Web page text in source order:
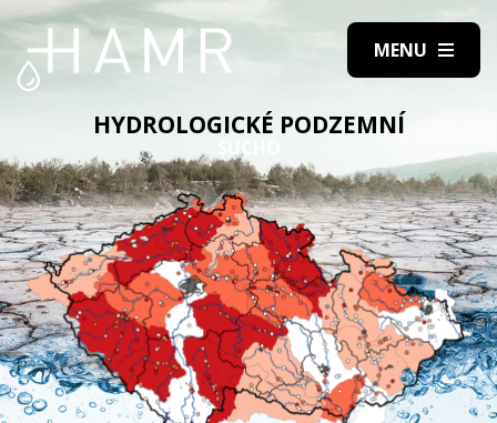
HYDROLOGICKÉ PODZEMNÍ
SUCHO